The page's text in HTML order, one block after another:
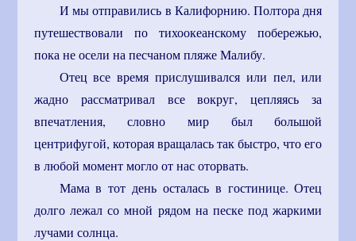
И мы отправились в Калифорнию. Полтора дня
путешествовали по тихоокеанскому побережью,
пока не осели на песчаном пляже Малибу.
Отец все время прислушивался или пел, или
жадно рассматривал все вокруг, цепляясь за
впечатления, словно мир был большой
центрифугой, которая вращалась так быстро, что его
в любой момент могло от нас оторвать.
Мама в тот день осталась в гостинице. Отец
долго лежал со мной рядом на песке под жаркими
лучами солнца.